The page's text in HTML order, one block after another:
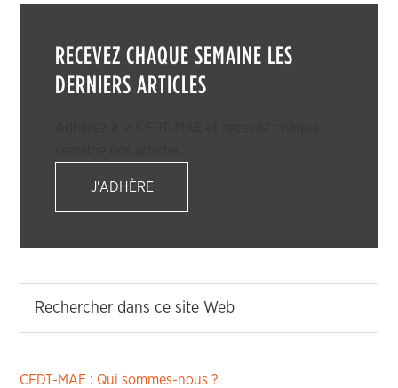
RECEVEZ CHAQUE SEMAINE LES
DERNIERS ARTICLES
J'ADHÈRE
CFDT-MAE : Qui sommes-nous ?